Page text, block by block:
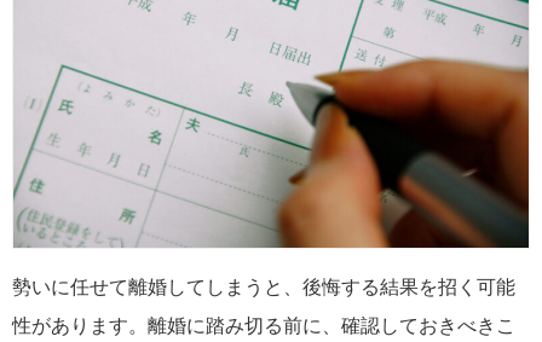
勢いに任せて離婚してしまうと、後悔する結果を招く可能
性があります。離婚に踏み切る前に、確認しておきべきこ